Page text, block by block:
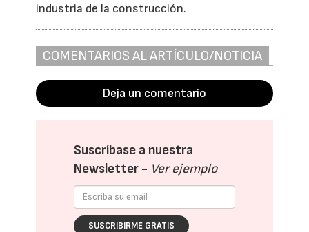
industria de la construcción.
COMENTARIOS AL ARTÍCULO/NOTICIA
Deja un comentario
Suscríbase a nuestra
Newsletter - Ver ejemplo
SUSCRIBIRME GRATIS